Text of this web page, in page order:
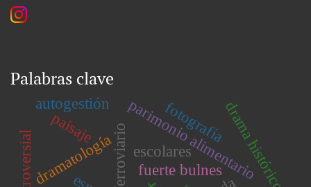
Palabras clave
escolares
parimonio alimentario
dramatología drama histórico
fuerte bulnes
fotografía
paisaje
autogestión